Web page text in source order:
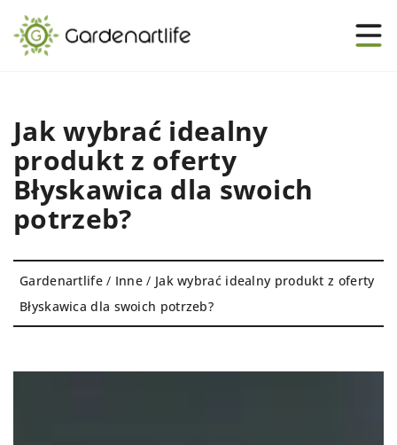
Jak wybrać idealny
produkt z oferty
Błyskawica dla swoich
potrzeb?
Gardenartlife/ Inne / Jak wybrać idealny produkt z oferty
Błyskawica dla swoich potrzeb?